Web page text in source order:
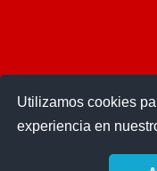
Utilizamos cookies
experiencia en